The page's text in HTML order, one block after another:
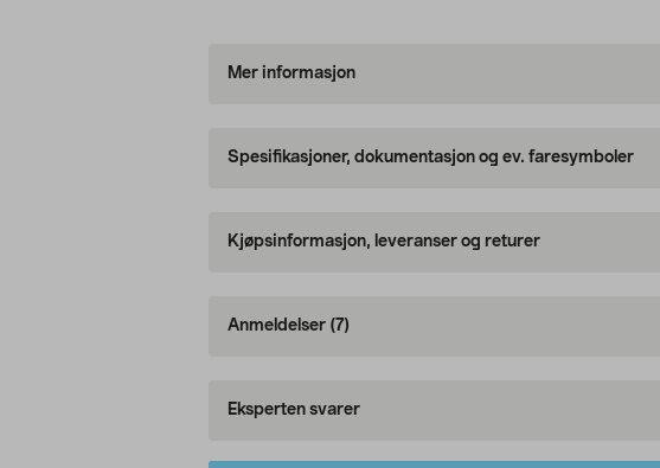
Mer informasjon
Spesifikasjoner, dokumentasjon og ev. faresymboler
Kjøpsinformasjon, leveranser og returer
Anmeldelser (7)
Eksperten svarer